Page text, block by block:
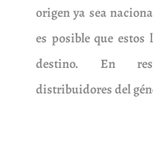
origen ya sea
es posible que estos
destino. En
distribuidores del